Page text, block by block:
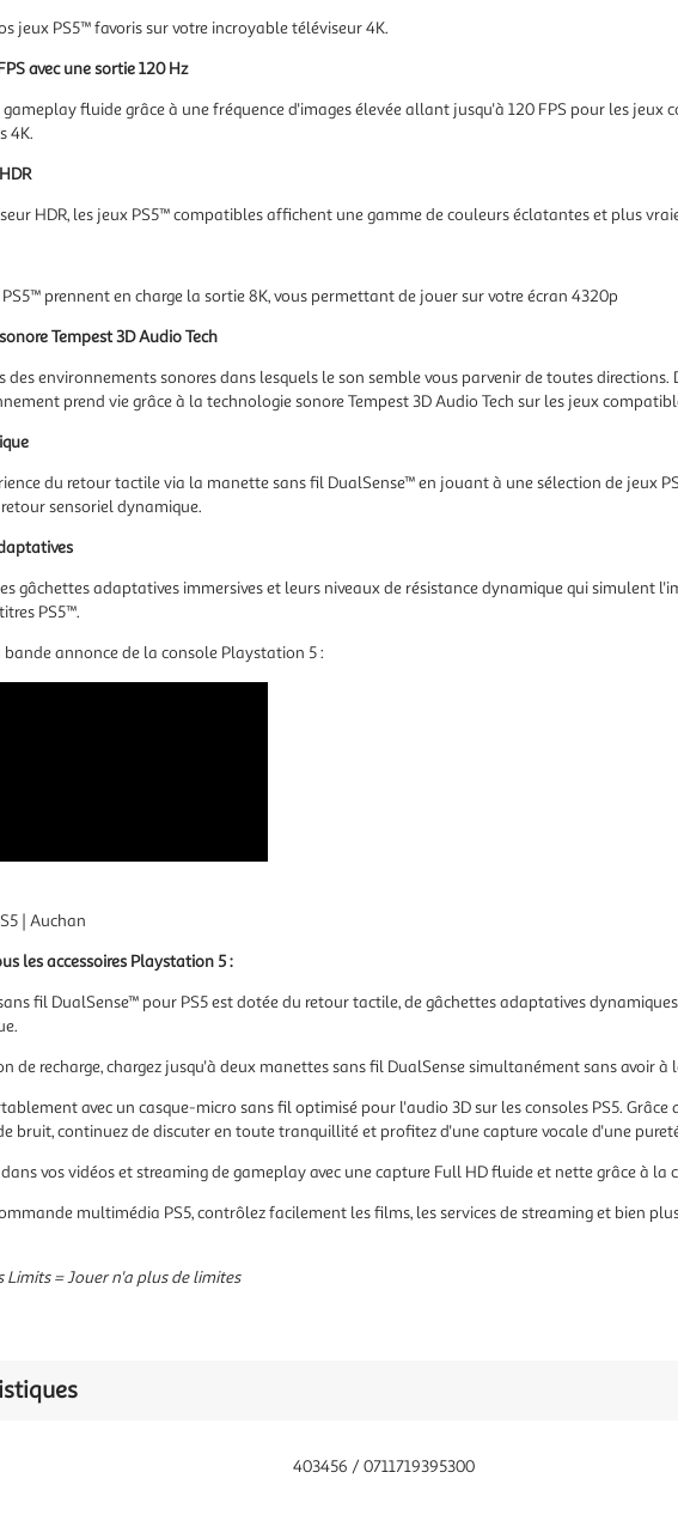
jeux PS5™ favoris sur votre incroyable téléviseur 4K.
avec une sortie 120 Hz
fluide grâce à une fréquence d'images élevée allant jusqu'à 120 FPS pour les jeux
4K.
HDR, les jeux PS5™ compatibles affichent une gamme de couleurs éclatantes et plus
PS5™ prennent en charge la sortie 8K, vous permettant de jouer sur votre écran 4320p
Tempest 3D Audio Tech
des environnements sonores dans lesquels le son semble vous parvenir de toutes directions.
prend vie grâce à la technologie sonore Tempest 3D Audio Tech sur les jeux
du retour tactile via la manette sans fil DualSense™ en jouant à une sélection de jeux
sensoriel dynamique.
gâchettes adaptatives immersives et leurs niveaux de résistance dynamique qui simulent
PS5™.
bande annonce de la console Playstation 5 :
les accessoires Playstation 5 :
fil DualSense™ pour PS5est dotée du retour tactile, de gâchettes adaptatives
de recharge, chargez jusqu'à deux manettes sans fil DualSense simultanément sans avoir
avec un casque-micro sans filoptimisé pour l'audio 3D sur les consoles PS5.
bruit, continuez de discuter en toute tranquillité et profitez d'une capture vocale d'une
vos vidéos et streaming de gameplay avec une capture Full HD fluide et nette grâce à la
multimédia PS5, contrôlez facilement les films, les services de streaming et bien
Limits = Jouer n'a plus de limites
403456 / 0711719395300